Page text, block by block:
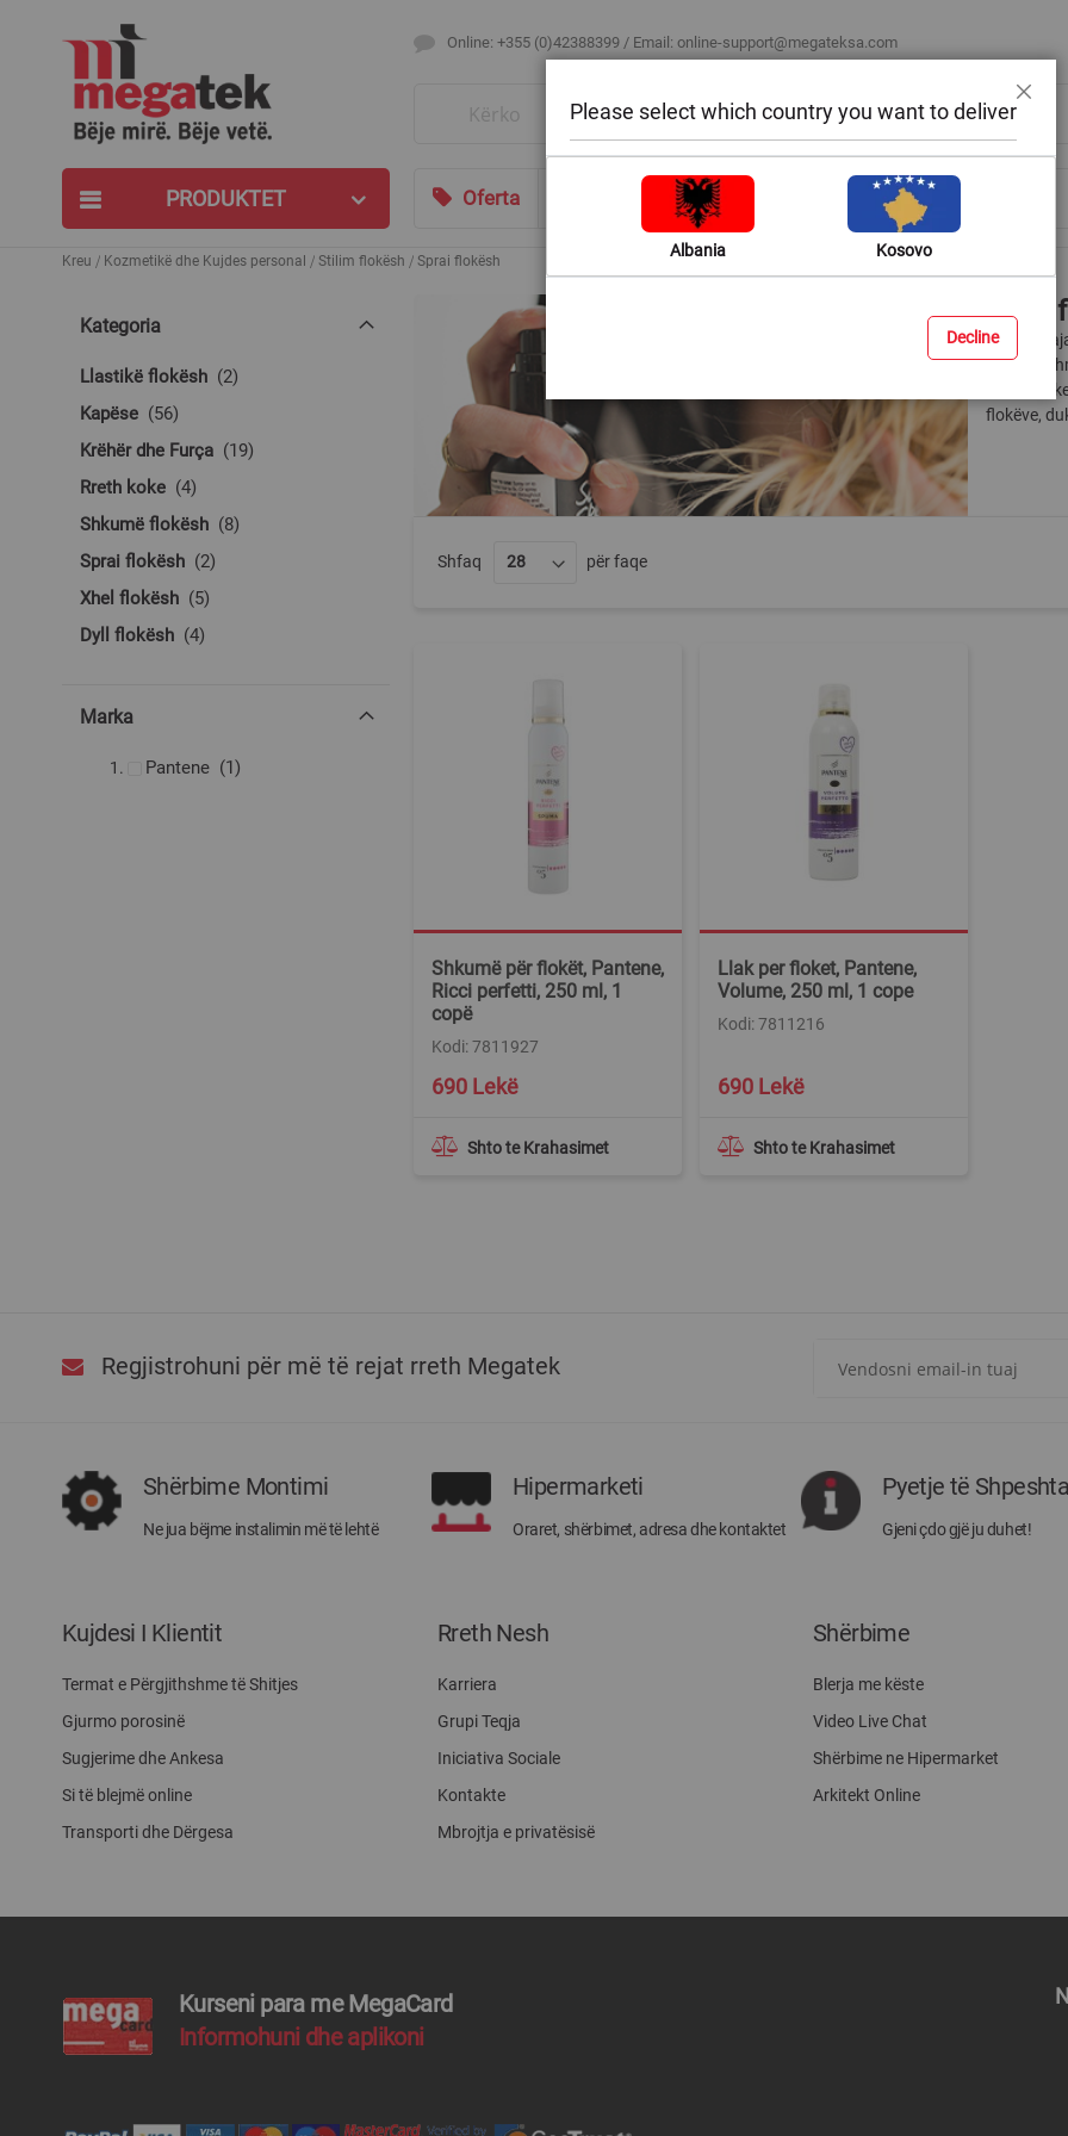
Online: +355 (0)42388399 / Email: online-support@megateksa.com
PRODUKTET Oferta Bli sipas ambientit Ndihmë & Këshilla
Kreu Kozmetikë dhe Kujdes personal Stilim flokësh Sprai flokësh
Sprai
Flokët
Megatek
flokëve,
Shfaq për faqe
Shkumë për flokët, Pantene,
Ricci perfetti, 250 ml, 1
copë
Kodi: 7811927
Shto te Krahasimet
690 Lekë
Llak per floket, Pantene,
Volume, 250 ml, 1 cope
Kodi: 7811216
Shto te Krahasimet
690 Lekë
Kategoria
Llastikë flokësh 2produkte
Kapëse
56produkte
Krëhër dhe Furça
19produkte
Rreth koke
4produkte
Shkumë flokësh
8produkte
Sprai flokësh
2produkte
Xhel flokësh
5produkte
Dyll flokësh
4produkte
Marka
Pantene 1produkt
Regjistrohuni për më të rejat rreth Megatek
rreth
Megatek:
Shërbime Montimi
Ne jua bëjme instalimin më të lehtë
Hipermarketi
Oraret, shërbimet, adresa dhe kontaktet
Pyetje të Shpeshta
Gjeni çdo gjë ju duhet!
Kujdesi I Klientit
Termat e Përgjithshme të Shitjes
Gjurmo porosinë
Sugjerime dhe Ankesa
Si të blejmë online
Transporti dhe Dërgesa
Rreth Nesh
Karriera
Grupi Teqja
Iniciativa Sociale
Kontakte
Mbrojtja e privatësisë
Shërbime
Blerja me këste
Video Live Chat
Shërbime ne Hipermarket
Arkitekt Online
Kurseni para me MegaCard
Informohuni dhe aplikoni
Please select which country you want to deliver
Albania Kosovo
Decline